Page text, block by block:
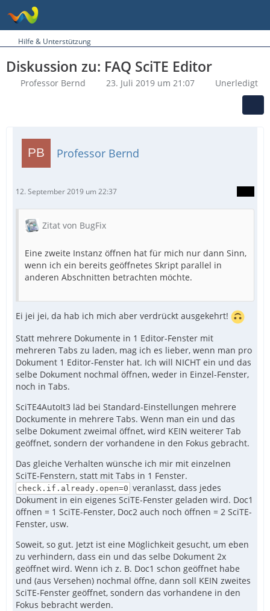
Hilfe & Unterstützung
Diskussion zu: FAQ SciTE Editor
Professor Bernd 23. Juli 2019 um 21:07 Unerledigt
Professor Bernd
12. September 2019 um 22:37
Zitat von BugFix
Eine zweite Instanz öffnen hat für mich nur dann Sinn,
wenn ich ein bereits geöffnetes Skript parallel in
anderen Abschnitten betrachten möchte.
Ei jei jei, da hab ich mich aber verdrückt ausgekehrt!
Statt mehrere Dokumente in 1 Editor-Fenster mit
mehreren Tabs zu laden, mag ich es lieber, wenn man pro
Dokument 1 Editor-Fenster hat. Ich will NICHT ein und das
selbe Dokument nochmal öffnen, weder in Einzel-Fenster,
noch in Tabs.
SciTE4AutoIt3 läd bei Standard-Einstellungen mehrere
Dockumente in mehrere Tabs. Wenn man ein und das
selbe Dokument zweimal öffnet, wird KEIN weiterer Tab
geöffnet, sondern der vorhandene in den Fokus gebracht.
Das gleiche Verhalten wünsche ich mir mit einzelnen
SciTE-Fenstern, statt mit Tabs in 1 Fenster.
check.if.already.open=0 veranlasst, dass jedes
Dokument in ein eigenes SciTE-Fenster geladen wird. Doc1
öffnen = 1 SciTE-Fenster, Doc2 auch noch öffnen = 2 SciTE-
Fenster, usw.
Soweit, so gut. Jetzt ist eine Möglichkeit gesucht, um eben
zu verhindern, dass ein und das selbe Dokument 2x
geöffnet wird. Wenn ich z. B. Doc1 schon geöffnet habe
und (aus Versehen) nochmal öffne, dann soll KEIN zweites
SciTE-Fenster geöffnet, sondern das vorhandene in den
Fokus bebracht werden.